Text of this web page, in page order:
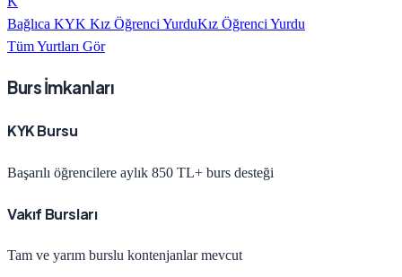
Bağlıca KYK Kız Öğrenci YurduKız Öğrenci Yurdu
Tüm Yurtları Gör
Burs İmkanları
KYK Bursu
Başarılı öğrencilere aylık 850 TL+ burs desteği
Vakıf Bursları
Tam ve yarım burslu kontenjanlar mevcut